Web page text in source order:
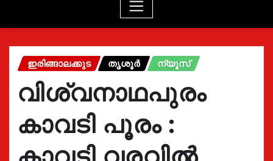
ഇരിങ്ങാലക്കുട തൃശൂർ ന്യൂസ്
വിശ്വനാഥപുരം
കാവടി പൂരം :